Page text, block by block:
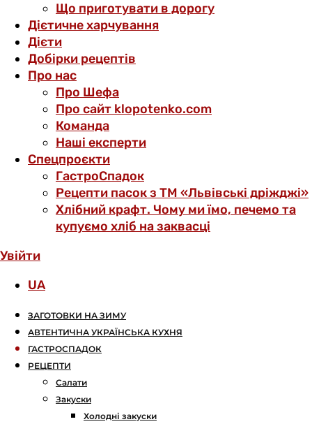
Що приготувати в дорогу
Дієтичне харчування
Дієти
Добірки рецептів
Про нас
Про Шефа
Про сайт klopotenko.com
Команда
Наші експерти
Спецпроєкти
ГастроСпадок
Рецепти пасок з ТМ «Львівські дріжджі»
Хлібний крафт. Чому ми їмо, печемо та
купуємо хліб на заквасці
Увійти
UA
ЗАГОТОВКИ НА ЗИМУ
АВТЕНТИЧНА УКРАЇНСЬКА КУХНЯ
ГАСТРОСПАДОК
РЕЦЕПТИ
Салати
Закуски
Холодні закуски